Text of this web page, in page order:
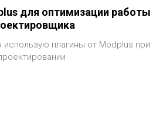
для оптимизации работы
плагины от Modplus при